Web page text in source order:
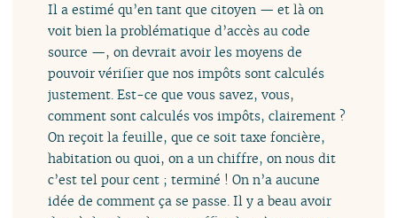
Il a estimé qu’en tant que citoyen — et là on
voit bien la problématique d’accès au code
source —, on devrait avoir les moyens de
pouvoir vérifier que nos impôts sont calculés
justement. Est-ce que vous savez, vous,
comment sont calculés vos impôts, clairement ?
On reçoit la feuille, que ce soit taxe foncière,
habitation ou quoi, on a un chiffre, on nous dit
c’est tel pour cent ; terminé ! On n’a aucune
idée de comment ça se passe. Il y a beau avoir